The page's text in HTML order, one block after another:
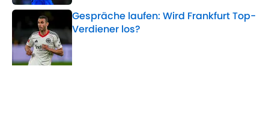
Gespräche laufen: Wird Frankfurt Top-
Verdiener los?
Published by on Invalid Date